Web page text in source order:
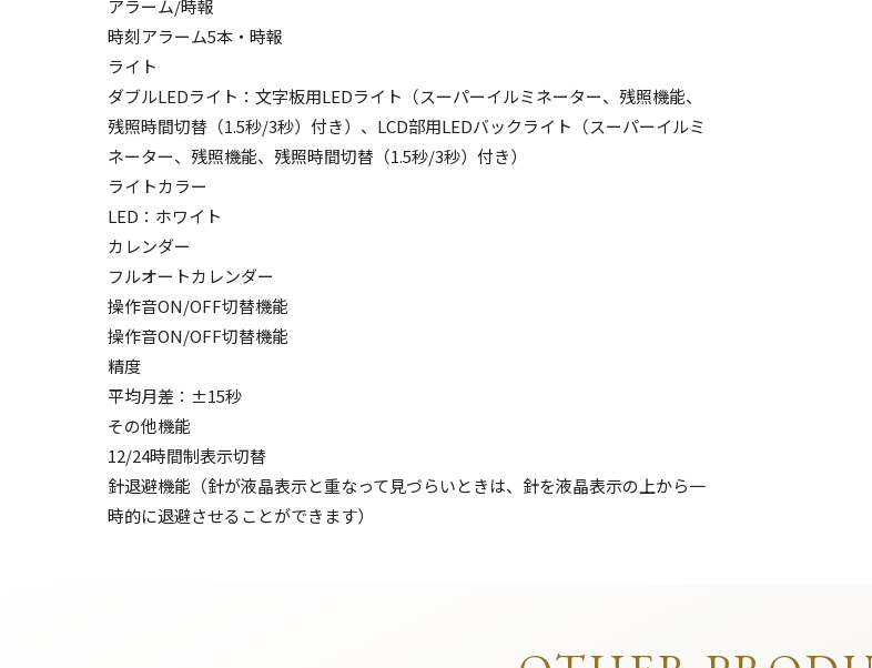
アラーム/時報
時刻アラーム5本・時報
ライト
ダブルLEDライト：文字板用LEDライト（スーパーイルミネーター、残照機能、
残照時間切替（1.5秒/3秒）付き）、LCD部用LEDバックライト（スーパーイルミ
ネーター、残照機能、残照時間切替（1.5秒/3秒）付き）
ライトカラー
LED：ホワイト
カレンダー
フルオートカレンダー
操作音ON/OFF切替機能
操作音ON/OFF切替機能
精度
平均月差：±15秒
その他機能
12/24時間制表示切替
針退避機能（針が液晶表示と重なって見づらいときは、針を液晶表示の上から一
時的に退避させることができます）